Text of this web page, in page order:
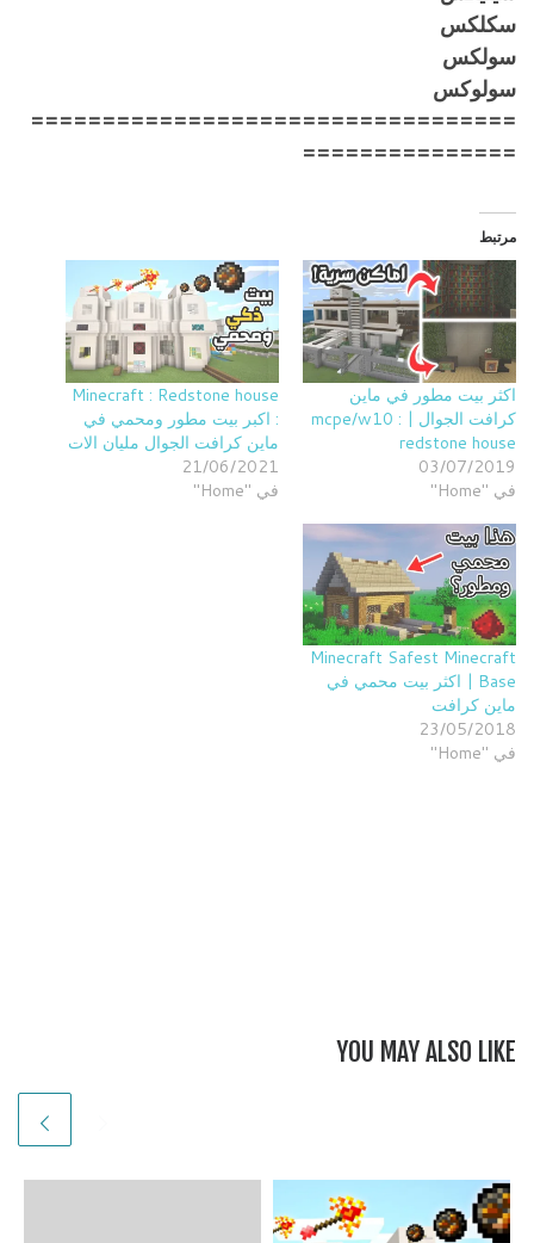
سكلكس
سولكس
سولوكس
==================================
===============
مرتبط
اكثر بيت مطور في ماين
كرافت الجوال | mcpe/w10 :
redstone house
03/07/2019
في "Home"
Minecraft : Redstone house
: اكبر بيت مطور ومحمي في
ماين كرافت الجوال مليان الات
21/06/2021
في "Home"
Minecraft Safest Minecraft
Base | اكثر بيت محمي في
ماين كرافت
23/05/2018
في "Home"
YOU MAY ALSO LIKE